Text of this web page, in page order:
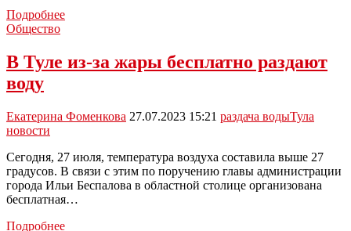
Подробнее15
будет
воды
Общество
В Туле из-за жары бесплатно раздают
воду
Екатерина Фоменкова 27.07.2023 15:21 раздача водыТула
новости
Сегодня, 27 июля, температура воздуха составила выше 27
градусов. В связи с этим по поручению главы администрации
города Ильи Беспалова в областной столице организована
бесплатная…
ПодробнееВ